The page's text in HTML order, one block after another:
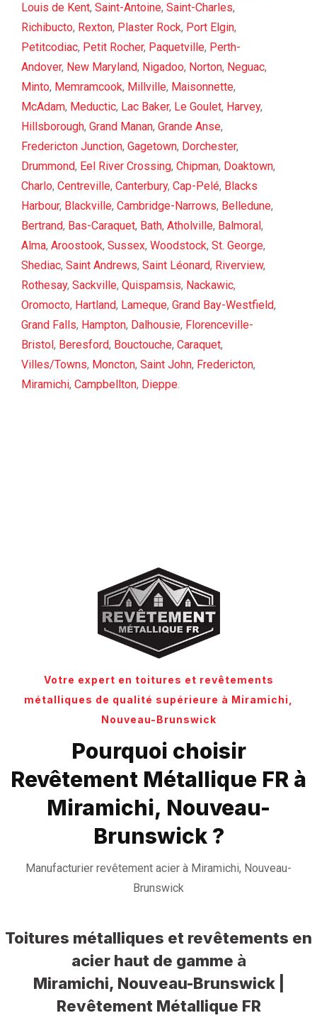
Louis de Kent, Saint-Antoine, Saint-Charles,
Richibucto, Rexton, Plaster Rock, Port Elgin,
Petitcodiac, Petit Rocher, Paquetville, Perth-
Andover, New Maryland, Nigadoo, Norton, Neguac,
Minto, Memramcook, Millville, Maisonnette,
McAdam, Meductic, Lac Baker, Le Goulet, Harvey,
Hillsborough, Grand Manan, Grande Anse,
Fredericton Junction, Gagetown, Dorchester,
Drummond, Eel River Crossing, Chipman, Doaktown,
Charlo, Centreville, Canterbury, Cap-Pelé, Blacks
Harbour, Blackville, Cambridge-Narrows, Belledune,
Bertrand, Bas-Caraquet, Bath, Atholville, Balmoral ,
Alma, Aroostook, Sussex, Woodstock, St. George,
Shediac, Saint Andrews, Saint Léonard, Riverview,
Rothesay, Sackville, Quispamsis, Nackawic,
Oromocto, Hartland, Lameque, Grand Bay-Westfield,
Grand Falls, Hampton, Dalhousie, Florenceville-
Bristol , Beresford, Bouctouche, Caraquet,
Villes/Towns, Moncton, Saint John, Fredericton,
Miramichi, Campbellton, Dieppe.
Votre expert en toitures et revêtements
métalliques de qualité supérieure à Miramichi,
Nouveau-Brunswick
Pourquoi choisir
Revêtement Métallique FR à
Miramichi, Nouveau-
Brunswick ?
Manufacturier revêtement acier à Miramichi, Nouveau-
Brunswick
Toitures métalliques et revêtements en
acier haut de gamme à
Miramichi, Nouveau-Brunswick |
Revêtement Métallique FR